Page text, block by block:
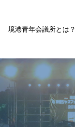
境港青年会議所とは？